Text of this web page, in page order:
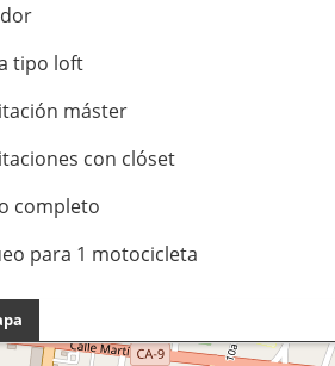
tipo loft
máster
con clóset
completo
para 1 motocicleta